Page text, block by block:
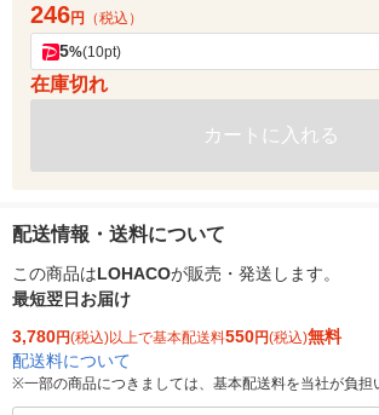
246円 （税込）
5%(10pt)
在庫切れ
カートに入れる
配送情報・送料について
この商品はLOHACOが販売・発送します。
最短翌日お届け
3,780円(税込)以上で基本配送料550円(税込)無料
配送料について
※一部の商品につきましては、基本配送料を当社が負担